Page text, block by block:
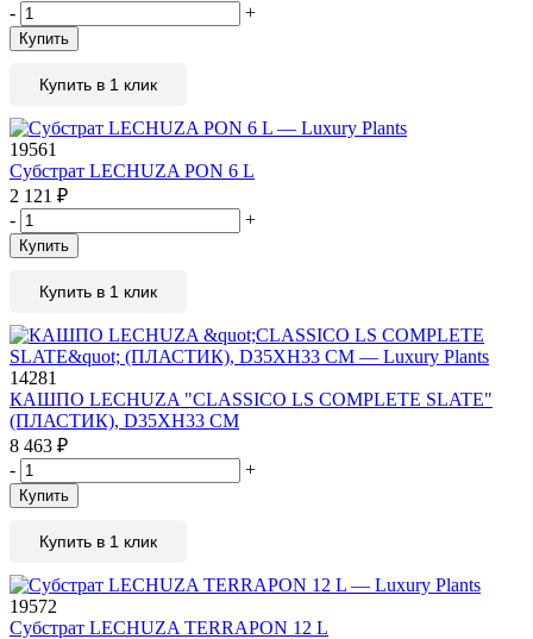
- +
Купить
Купить в 1 клик
19561
Субстрат LECHUZA PON 6 L
2 121 ₽
-
+
Купить
Купить в 1 клик
14281
КАШПО LECHUZA "CLASSICO LS COMPLETE SLATE"
(ПЛАСТИК), D35XH33 СМ
8 463 ₽
-
+
Купить
Купить в 1 клик
19572
Субстрат LECHUZA TERRAPON 12 L